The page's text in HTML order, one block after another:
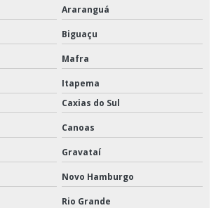
de alimentos
fracionado
Araranguá
Biguaçu
Mafra
Itapema
Caxias do Sul
Canoas
Gravataí
Novo Hamburgo
Rio Grande